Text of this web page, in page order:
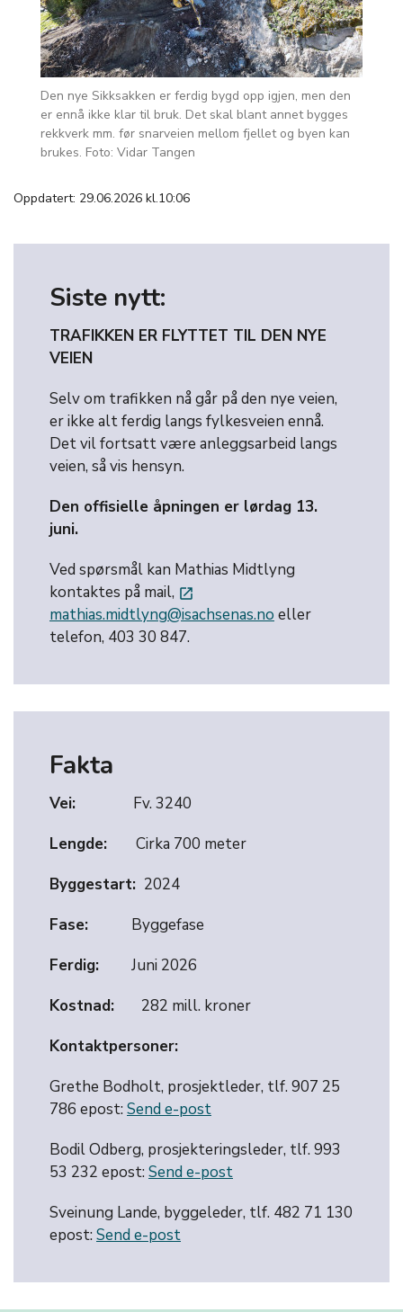
Den nye Sikksakken er ferdig bygd opp igjen, men den
er ennå ikke klar til bruk. Det skal blant annet bygges
rekkverk mm. før snarveien mellom fjellet og byen kan
brukes. Foto: Vidar Tangen
Oppdatert: 29.06.2026 kl.10:06
Siste nytt:
TRAFIKKEN ER FLYTTET TIL DEN NYE
VEIEN
Selv om trafikken nå går på den nye veien,
er ikke alt ferdig langs fylkesveien ennå.
Det vil fortsatt være anleggsarbeid langs
veien, så vis hensyn.
Den offisielle åpningen er lørdag 13.
juni.
Ved spørsmål kan Mathias Midtlyng
kontaktes på mail, launch
mathias.midtlyng@isachsenas.no eller
telefon, 403 30 847.
Fakta
Vei:
Fv. 3240
Lengde: Cirka 700 meter
Byggestart: 2024
Fase: Byggefase
Ferdig: Juni 2026
Kostnad: 282 mill. kroner
Kontaktpersoner:
Grethe Bodholt, prosjektleder, tlf. 907 25
786 epost: Send e-post
Bodil Odberg, prosjekteringsleder, tlf. 993
53 232 epost: Send e-post
Sveinung Lande, byggeleder, tlf. 482 71 130
epost: Send e-post